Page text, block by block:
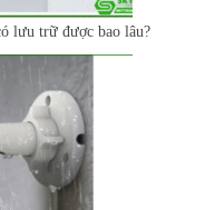
lưu trữ được bao lâu?